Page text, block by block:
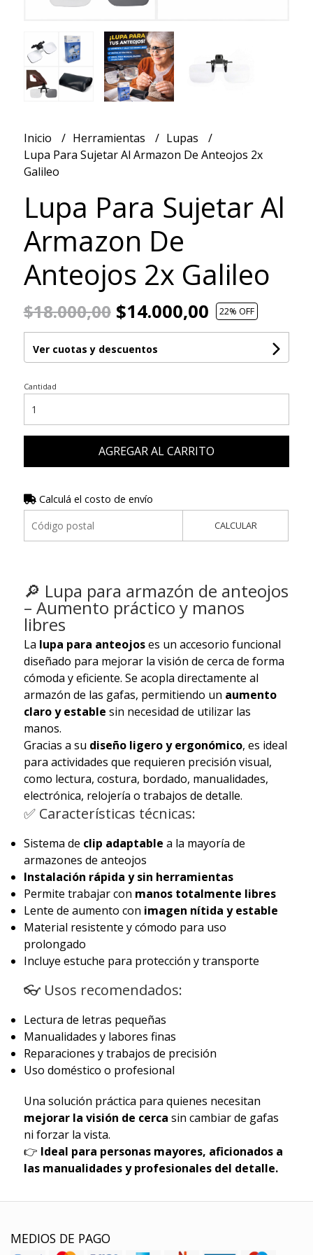
Inicio Herramientas
Lupas
Lupa Para Sujetar Al Armazon De Anteojos 2x
Galileo
Lupa Para Sujetar Al
Armazon De
Anteojos 2x Galileo
$18.000,00$14.000,00 22% OFF
Ver cuotas y descuentos
Cantidad
AGREGAR AL CARRITO
Calculá el costo de envío
CALCULAR
🔎 Lupa para armazón de anteojos
– Aumento práctico y manos
libres
La lupa para anteojoses un accesorio funcional
diseñado para mejorar la visión de cerca de forma
cómoda y eficiente. Se acopla directamente al
armazón de las gafas, permitiendo un aumento
claro y estable sin necesidad de utilizar las
manos.
Gracias a su diseño ligero y ergonómico, es ideal
para actividades que requieren precisión visual,
como lectura, costura, bordado, manualidades,
electrónica, relojería o trabajos de detalle.
✅ Características técnicas:
Sistema de clip adaptable a la mayoría de
armazones de anteojos
Instalación rápida y sin herramientas
Permite trabajar con manos totalmente libres
Lente de aumento con imagen nítida y estable
Material resistente y cómodo para uso
prolongado
Incluye estuche para protección y transporte
👓 Usos recomendados:
Lectura de letras pequeñas
Manualidades y labores finas
Reparaciones y trabajos de precisión
Uso doméstico o profesional
Una solución práctica para quienes necesitan
mejorar la visión de cerca sin cambiar de gafas
ni forzar la vista.
👉 Ideal para personas mayores, aficionados a
las manualidades y profesionales del detalle.
MEDIOS DE PAGO